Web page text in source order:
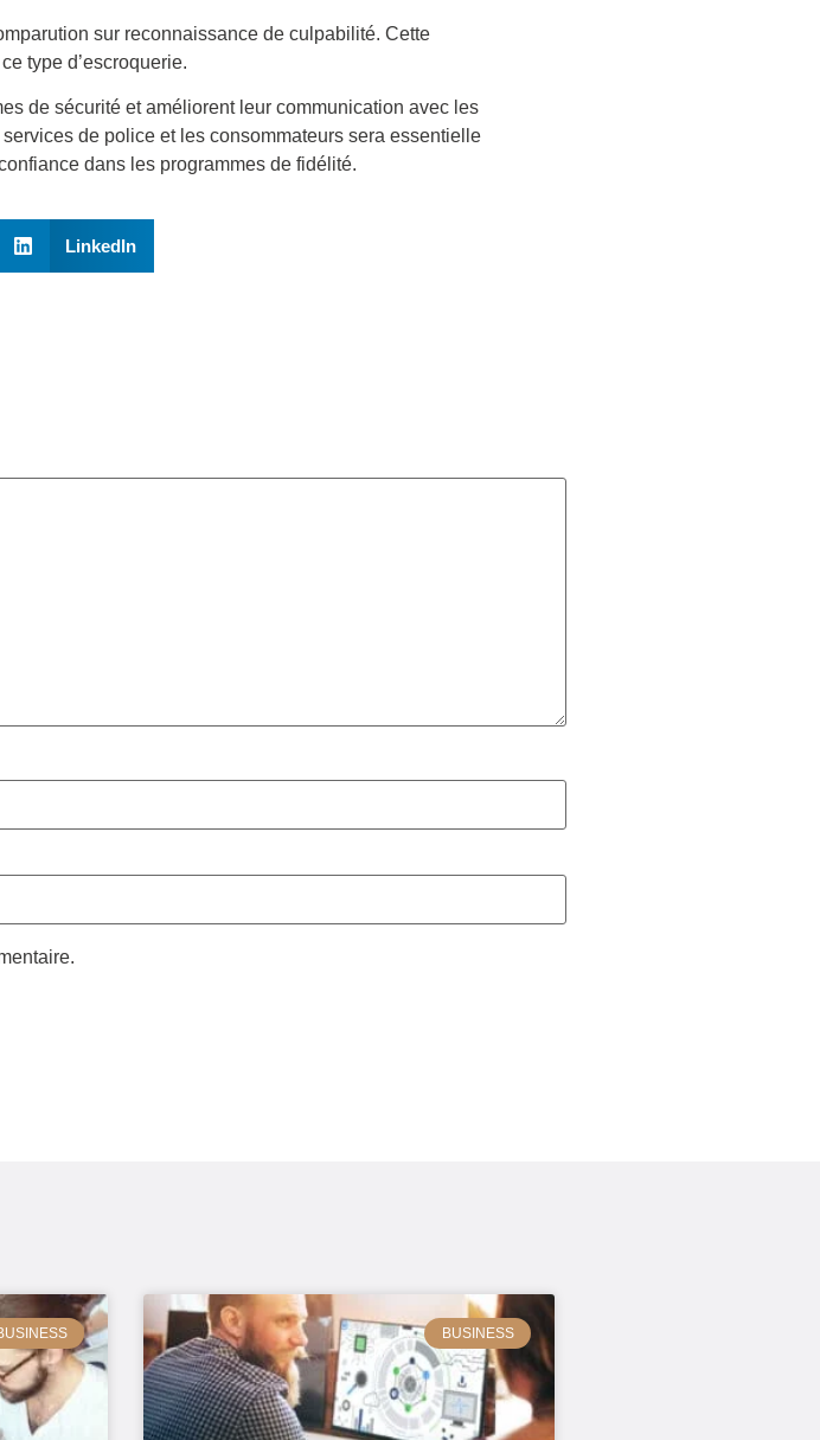
sur reconnaissance de culpabilité. Cette
type d’escroquerie.
de sécurité et améliorent leur communication avec les
de police et les consommateurs sera essentielle
dans les programmes de fidélité.
LinkedIn
BUSINESS